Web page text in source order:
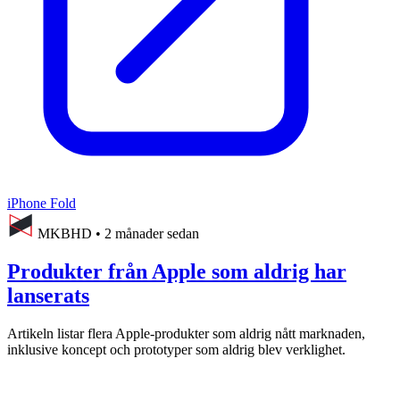
iPhone Fold
MKBHD • 2 månader sedan
Produkter från Apple som aldrig har
lanserats
Artikeln listar flera Apple-produkter som aldrig nått marknaden,
inklusive koncept och prototyper som aldrig blev verklighet.